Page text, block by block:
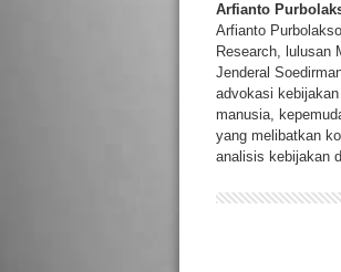
Arfianto
Arfianto
Research, lulusan
Jenderal
advokasi
manusia,
yang melibatkan
analisis kebijakan